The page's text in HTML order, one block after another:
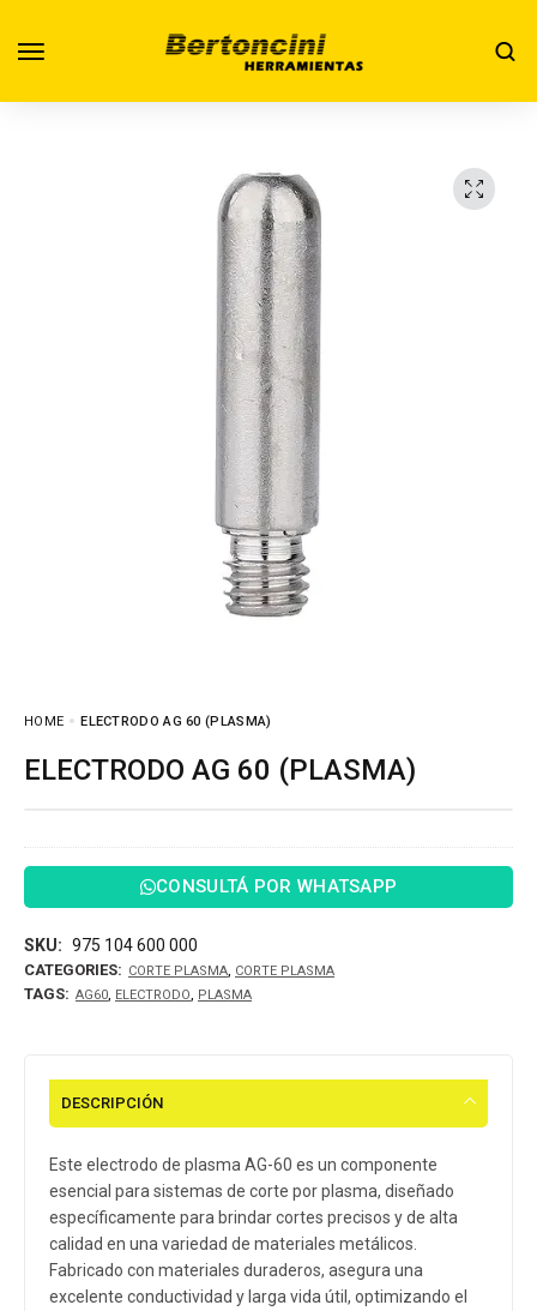
HOME ELECTRODO AG 60 (PLASMA)
ELECTRODO AG 60 (PLASMA)
CONSULTÁ POR WHATSAPP
SKU: 975 104 600 000
CATEGORIES: CORTE PLASMA, CORTE PLASMA
TAGS: AG60, ELECTRODO, PLASMA
DESCRIPCIÓN
Este electrodo de plasma AG-60 es un componente
esencial para sistemas de corte por plasma, diseñado
específicamente para brindar cortes precisos y de alta
calidad en una variedad de materiales metálicos.
Fabricado con materiales duraderos, asegura una
excelente conductividad y larga vida útil, optimizando el